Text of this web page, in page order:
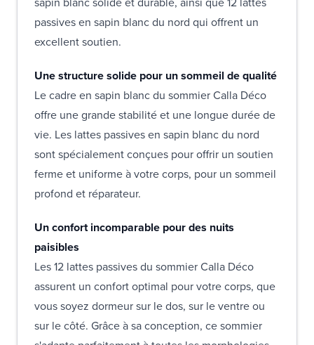
passives en sapin blanc du nord qui offrent un
excellent soutien.
Une structure solide pour un sommeil de qualité
Le cadre en sapin blanc du sommier Calla Déco
offre une grande stabilité et une longue durée de
vie. Les lattes passives en sapin blanc du nord
sont spécialement conçues pour offrir un soutien
ferme et uniforme à votre corps, pour un sommeil
profond et réparateur.
Un confort incomparable pour des nuits
paisibles
Les 12 lattes passives du sommier Calla Déco
assurent un confort optimal pour votre corps, que
vous soyez dormeur sur le dos, sur le ventre ou
sur le côté. Grâce à sa conception, ce sommier